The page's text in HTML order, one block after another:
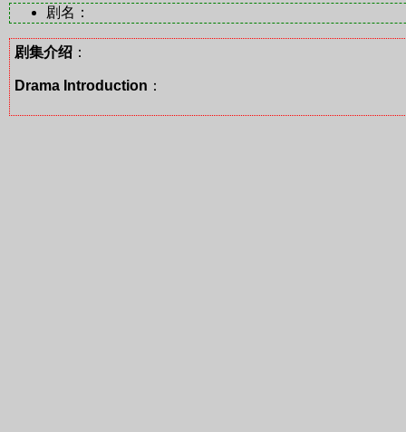
剧名：
剧集介绍 ：
Drama Introduction ：